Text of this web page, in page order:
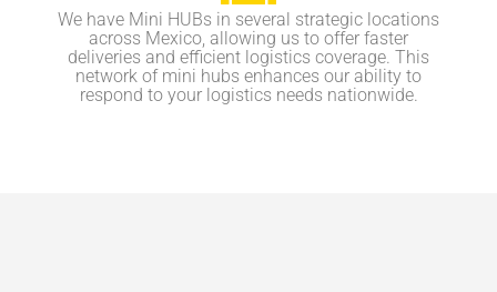
We have Mini HUBs in several strategic locations
across Mexico, allowing us to offer faster
deliveries and efficient logistics coverage. This
network of mini hubs enhances our ability to
respond to your logistics needs nationwide.